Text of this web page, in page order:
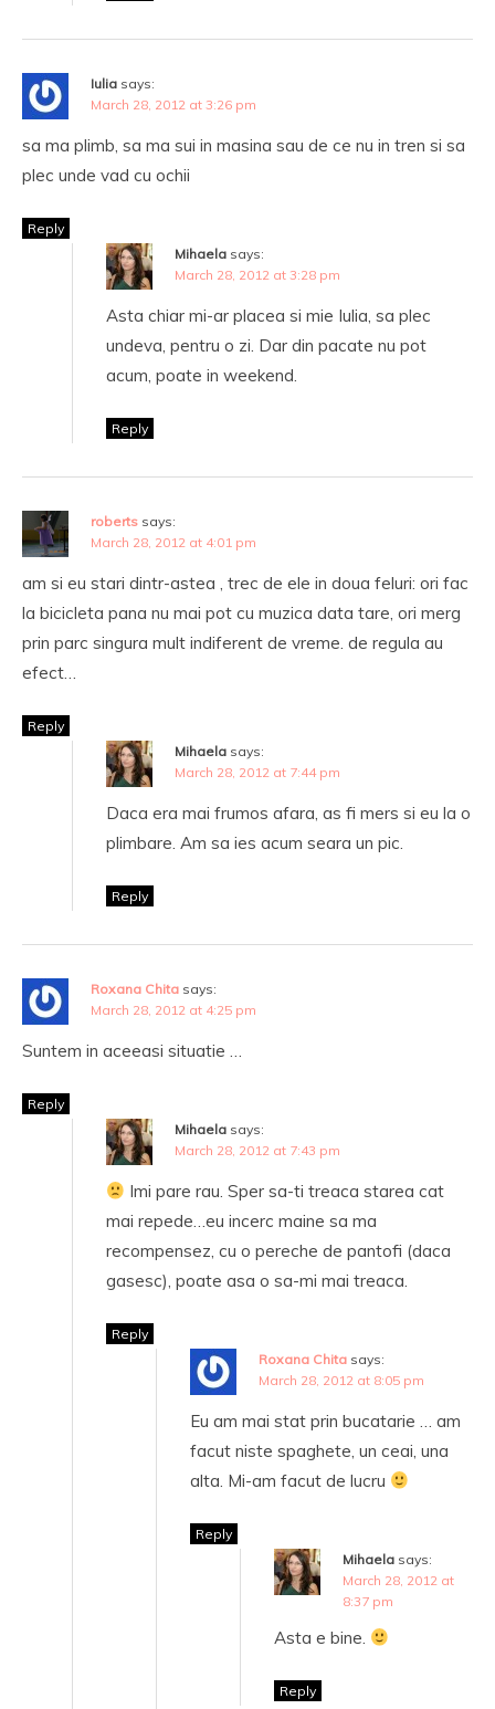
Iulia says:
March 28, 2012 at 3:26 pm
sa ma plimb, sa ma sui in masina sau de ce nu in tren si sa
plec unde vad cu ochii
Reply
Mihaela says:
March 28, 2012 at 3:28 pm
Asta chiar mi-ar placea si mie Iulia, sa plec
undeva, pentru o zi. Dar din pacate nu pot
acum, poate in weekend.
Reply
roberts says:
March 28, 2012 at 4:01 pm
am si eu stari dintr-astea , trec de ele in doua feluri: ori fac
la bicicleta pana nu mai pot cu muzica data tare, ori merg
prin parc singura mult indiferent de vreme. de regula au
efect…
Reply
Mihaela says:
March 28, 2012 at 7:44 pm
Daca era mai frumos afara, as fi mers si eu la o
plimbare. Am sa ies acum seara un pic.
Reply
Roxana Chita says:
March 28, 2012 at 4:25 pm
Suntem in aceeasi situatie …
Reply
Mihaela says:
March 28, 2012 at 7:43 pm
Imi pare rau. Sper sa-ti treaca starea cat
mai repede…eu incerc maine sa ma
recompensez, cu o pereche de pantofi (daca
gasesc), poate asa o sa-mi mai treaca.
Reply
Roxana Chita says:
March 28, 2012 at 8:05 pm
Eu am mai stat prin bucatarie … am
facut niste spaghete, un ceai, una
alta. Mi-am facut de lucru
Reply
Mihaela says:
March 28, 2012 at
8:37 pm
Asta e bine.
Reply